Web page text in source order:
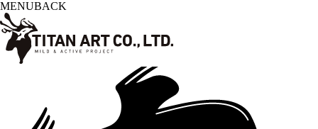
MENUBACK